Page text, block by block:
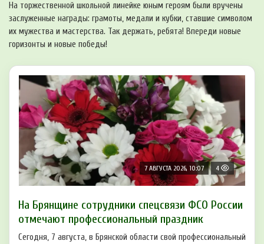
На торжественной школьной линейке юным героям были вручены
заслуженные награды: грамоты, медали и кубки, ставшие символом
их мужества и мастерства. Так держать, ребята! Впереди новые
горизонты и новые победы!
7 АВГУСТА 2026, 10:07 4
На Брянщине сотрудники спецсвязи ФСО России
отмечают профессиональный праздник
Сегодня, 7 августа, в Брянской области свой профессиональный